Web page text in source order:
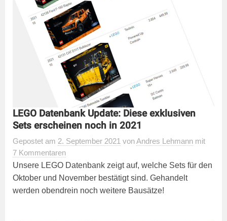
LEGO Datenbank Update: Diese exklusiven
Sets erscheinen noch in 2021
Gepostet am 2. September 2021 vonAndres Lehmann mit
7 Kommentaren
Unsere LEGO Datenbank zeigt auf, welche Sets für den
Oktober und November bestätigt sind. Gehandelt
werden obendrein noch weitere Bausätze!